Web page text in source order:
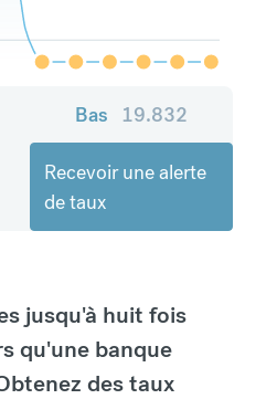
Bas 19.832
Recevoir une alerte
de taux
jusqu'à huit fois
qu'une banque
des taux